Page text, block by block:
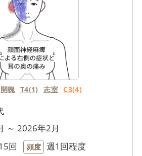
開魄 T4(1) 志室 C3(4)
～ 2026年2月
回 頻度 週1回程度